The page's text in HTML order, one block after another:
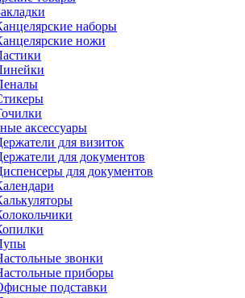
наборы
ножи
аксессуары
для визиток
для документов
для документов
звонки
приборы
подставки